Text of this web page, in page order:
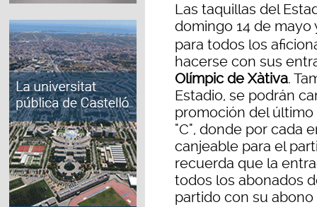
Las taquillas del
domingo 14 de mayo
para todos los
hacerse con sus
Olímpic de Xàtiva.
Estadio, se podrán
promoción del último
"C", donde por cada
canjeable para el
recuerda que la
todos los abonados
partido con su